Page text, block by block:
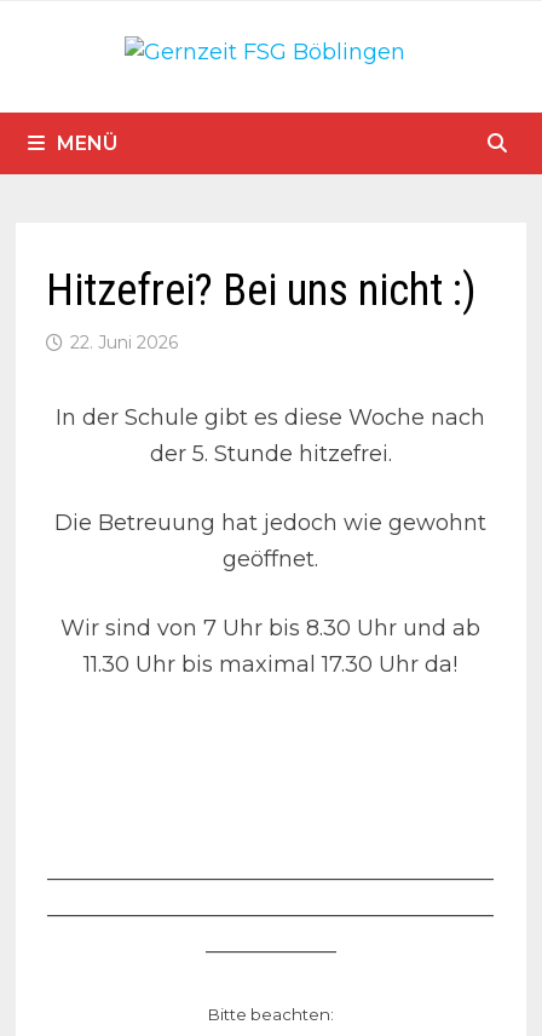
MENÜ
Hitzefrei? Bei uns nicht :)
22. Juni 2026
In der Schule gibt es diese Woche nach
der 5. Stunde hitzefrei.
Die Betreuung hat jedoch wie gewohnt
geöffnet.
Wir sind von 7 Uhr bis 8.30 Uhr und ab
11.30 Uhr bis maximal 17.30 Uhr da!
Bitte beachten: